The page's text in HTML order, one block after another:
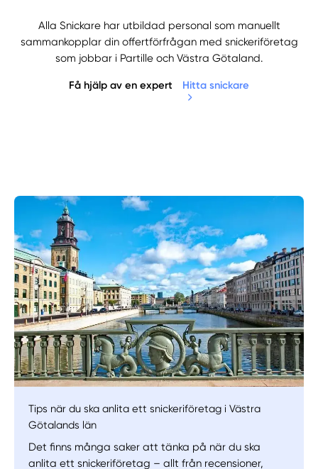
Manuellt Få hjälp
Välj tillvägagångssätt
Alla Snickare har utbildad personal som manuellt
sammankopplar din offertförfrågan med snickeriföretag
som jobbar i Partille och Västra Götaland.
Få hjälp av en expert Hitta snickare
Tips när du ska anlita ett snickeriföretag i Västra
Götalands län
Det finns många saker att tänka på när du ska
anlita ett snickeriföretag – allt från recensioner,